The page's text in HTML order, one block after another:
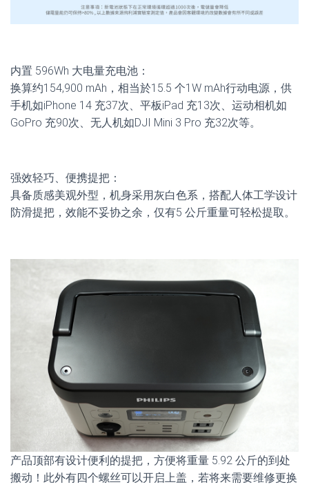
内置 596Wh 大电量充电池：
换算约154,900 mAh，相当於15.5 个1W mAh行动电源，供
手机如iPhone 14 充37次、平板iPad 充13次、运动相机如
GoPro 充90次、无人机如DJI Mini 3 Pro 充32次等。
强效轻巧、便携提把：
具备质感美观外型，机身采用灰白色系，搭配人体工学设计
防滑提把，效能不妥协之余，仅有5 公斤重量可轻松提取。
产品顶部有设计便利的提把，方便将重量 5.92 公斤的到处
搬动！此外有四个螺丝可以开启上盖，若将来需要维修更换